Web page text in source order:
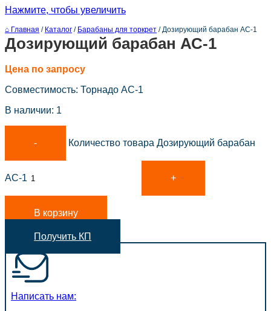
Нажмите, чтобы увеличить
⌂ Главная / Каталог / Барабаны для торкрет /Дозирующий барабан АС-1
Дозирующий барабан АС-1
Цена по запросу
Совместимость: Торнадо AC-1
В наличии: 1
Количество товара Дозирующий барабан
АС-1
В корзину
Получить КП
Написать нам: